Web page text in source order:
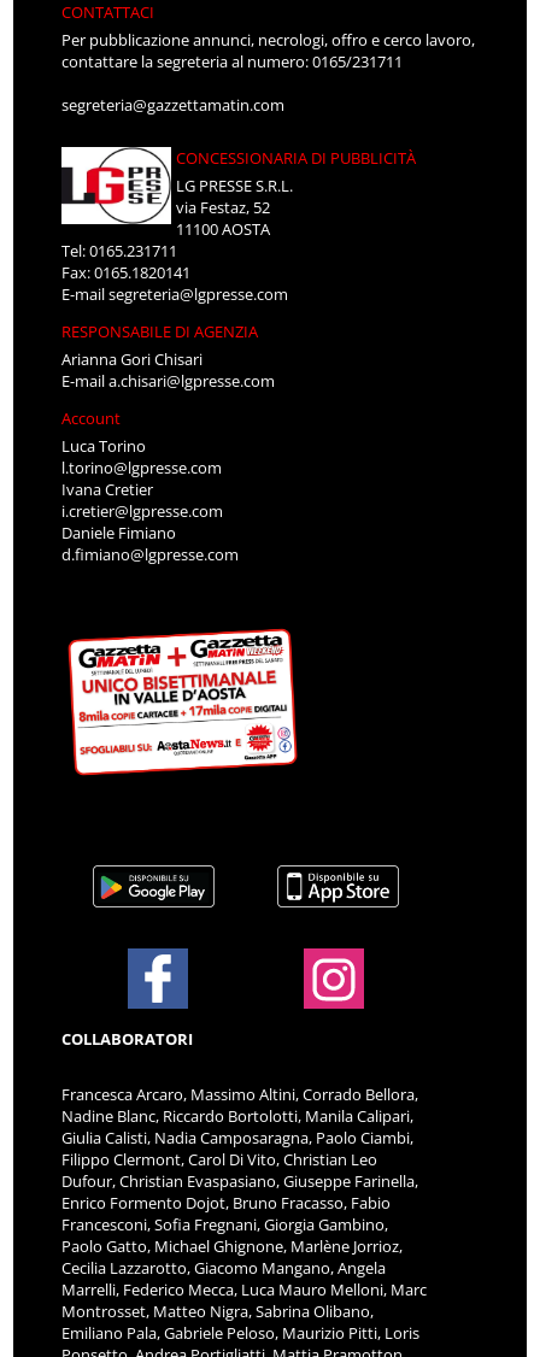
CONTATTACI
Per pubblicazione annunci, necrologi, offro e cerco lavoro,
contattare la segreteria al numero: 0165/231711
segreteria@gazzettamatin.com
CONCESSIONARIA DI PUBBLICITÀ
LG PRESSE S.R.L.
via Festaz, 52
11100 AOSTA
Tel: 0165.231711
Fax: 0165.1820141
E-mailsegreteria@lgpresse.com
RESPONSABILE DI AGENZIA
Arianna Gori Chisari
E-maila.chisari@lgpresse.com
Account
Luca Torino
l.torino@lgpresse.com
Ivana Cretier
i.cretier@lgpresse.com
Daniele Fimiano
d.fimiano@lgpresse.com
COLLABORATORI
Francesca Arcaro, Massimo Altini, Corrado Bellora,
Nadine Blanc, Riccardo Bortolotti, Manila Calipari,
Giulia Calisti, Nadia Camposaragna, Paolo Ciambi,
Filippo Clermont, Carol Di Vito, Christian Leo
Dufour, Christian Evaspasiano, Giuseppe Farinella,
Enrico Formento Dojot, Bruno Fracasso, Fabio
Francesconi, Sofia Fregnani, Giorgia Gambino,
Paolo Gatto, Michael Ghignone, Marlène Jorrioz,
Cecilia Lazzarotto, Giacomo Mangano, Angela
Marrelli, Federico Mecca, Luca Mauro Melloni, Marc
Montrosset, Matteo Nigra, Sabrina Olibano,
Emiliano Pala, Gabriele Peloso, Maurizio Pitti, Loris